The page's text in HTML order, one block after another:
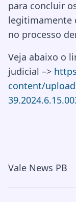
para concluir
legitimamente
no processo
Veja abaixo o
judicial –>
content/
Vale News PB